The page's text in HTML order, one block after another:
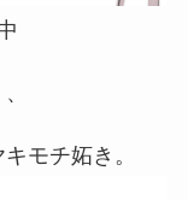
モチ妬き。